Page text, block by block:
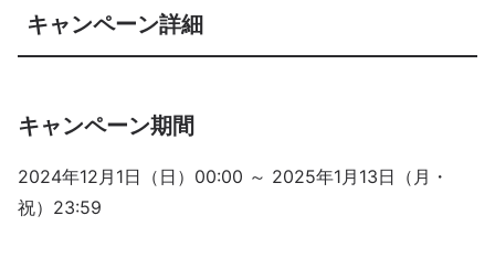
キャンペーン詳細
キャンペーン期間
2024年12月1日（日）00:00 ～ 2025年1月13日（月・
祝）23:59